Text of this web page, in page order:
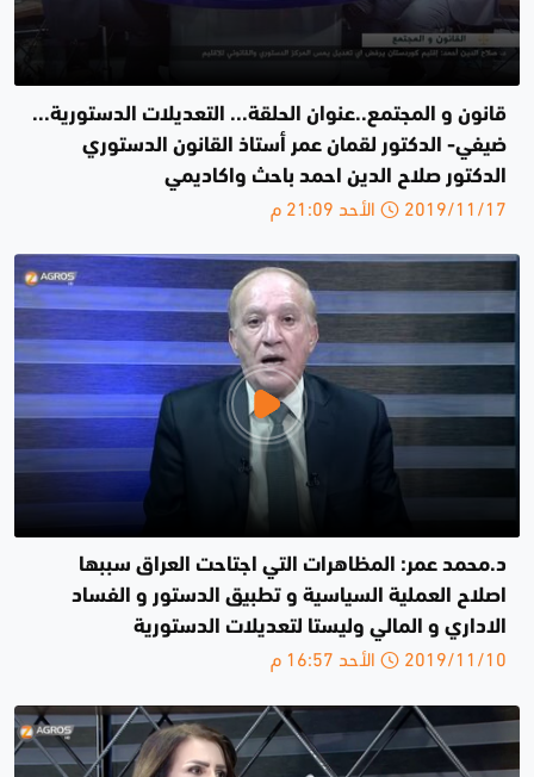
قانون و المجتمع..عنوان الحلقة... التعديلات الدستورية...
ضيفي- الدكتور لقمان عمر أستاذ القانون الدستوري
الدكتور صلاح الدين احمد باحث واكاديمي
2019/11/17 الأحد 21:09 م
د.محمد عمر: المظاهرات التي اجتاحت العراق سببها
اصلاح العملية السياسية و تطبيق الدستور و الفساد
الاداري و المالي وليستا لتعديلات الدستورية
2019/11/10 الأحد 16:57 م